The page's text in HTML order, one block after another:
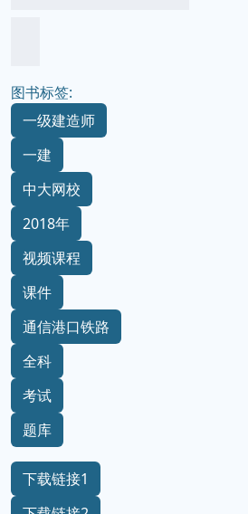
图书标签:
一级建造师
一建
中大网校
2018年
视频课程
课件
通信港口铁路
全科
考试
题库
下载链接1